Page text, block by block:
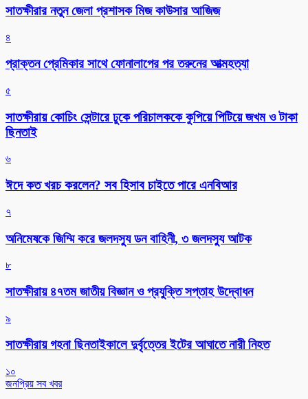
সাতক্ষীরার নতুন জেলা প্রশাসক মিজ কাউসার আজিজ
৪
প্রাক্তন প্রেমিকার সাথে ফোনালাপের পর তরুনের আত্মহত্যা
৫
সাতক্ষীরায় কোচিং সেন্টারে ঢুকে পরিচালককে কুপিয়ে পিটিয়ে জখম ও টাকা
ছিনতাই
৬
ঈদে কত খরচ করলেন? সব হিসাব চাইতে পারে এনবিআর
৭
অনিমেষকে জিম্মি করে জলদস্যু ডন বাহিনী, ৩ জলদস্যু আটক
৮
সাতক্ষীরায় ৪৭তম জাতীয় বিজ্ঞান ও প্রযুক্তি সপ্তাহ উদ্বোধন
৯
সাতক্ষীরায় গহনা ছিনতাইকালে দুর্বৃত্তের ইটের আঘাতে নারী নিহত
১০
জনপ্রিয় সব খবর